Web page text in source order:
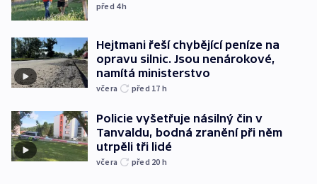
před 4h
Hejtmani řeší chybějící peníze na
opravu silnic. Jsou nenárokové,
namítá ministerstvo
včera před 17 h
Policie vyšetřuje násilný čin v
Tanvaldu, bodná zranění při něm
utrpěli tři lidé
včera před 20 h